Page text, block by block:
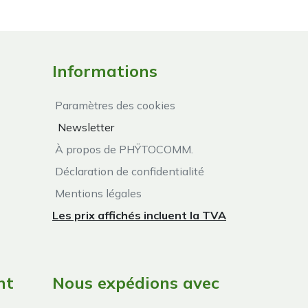
Informations
Paramètres des cookies
Newsletter
À propos de PHŸTOCOMM.
Déclaration de confidentialité
Mentions légales
Les prix affichés incluent la TVA
Nous expédions avec